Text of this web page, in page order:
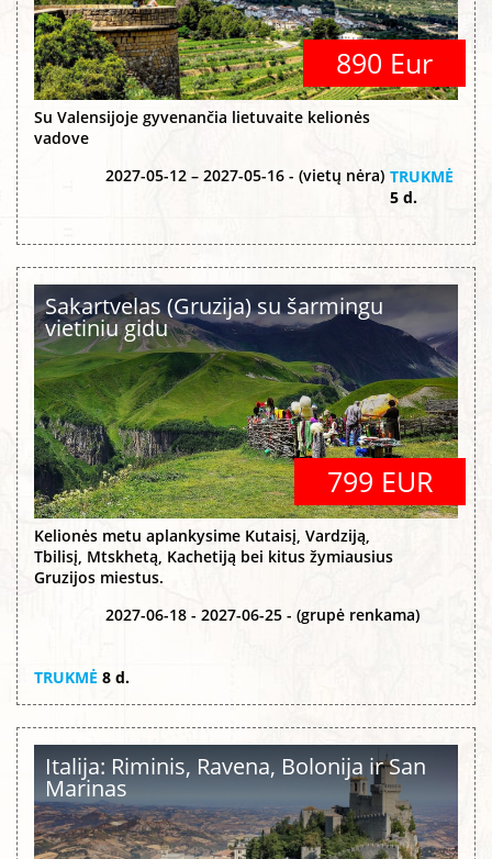
890 Eur
Su Valensijoje gyvenančia lietuvaite kelionės
vadove
2027-05-12 – 2027-05-16 - (vietų nėra) TRUKMĖ
5 d.
Sakartvelas (Gruzija) su šarmingu
vietiniu gidu
799 EUR
Kelionės metu aplankysime Kutaisį, Vardziją,
Tbilisį, Mtskhetą, Kachetiją bei kitus žymiausius
Gruzijos miestus.
2027-06-18 - 2027-06-25 - (grupė renkama)
TRUKMĖ 8 d.
Italija: Riminis, Ravena, Bolonija ir San
Marinas